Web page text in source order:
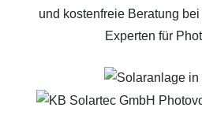
und kostenfreie Beratung
Experten für